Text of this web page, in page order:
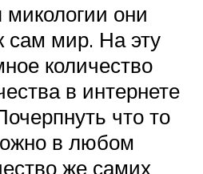
они
сам мир. На эту
количество
в интернете
что то
в любом
же самих